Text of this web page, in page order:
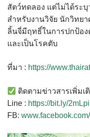
สัตว์ทดลอง แต่ไม่ได้ระ
สำหรับงานวิจัย นักวิทย
ลิ้นจี่มีฤทธิ์ในการปกป้อ
และเป็นโรคตับ
ที่มา : https://
ติดตามข่าวสารเพิ่ม
Line : https://bit.ly/
FB: